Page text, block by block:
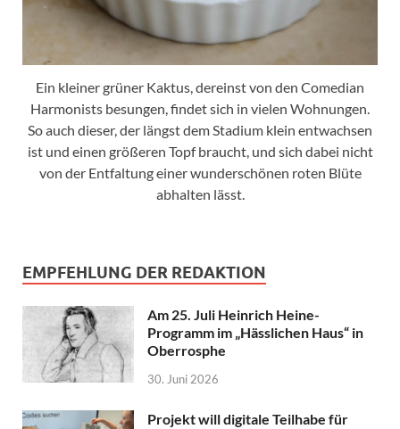
Ein kleiner grüner Kaktus, dereinst von den Comedian
Harmonists besungen, findet sich in vielen Wohnungen.
So auch dieser, der längst dem Stadium klein entwachsen
ist und einen größeren Topf braucht, und sich dabei nicht
von der Entfaltung einer wunderschönen roten Blüte
abhalten lässt.
EMPFEHLUNG DER REDAKTION
Am 25. Juli Heinrich Heine-
Programm im „Hässlichen Haus“ in
Oberrosphe
30. Juni 2026
Projekt will digitale Teilhabe für